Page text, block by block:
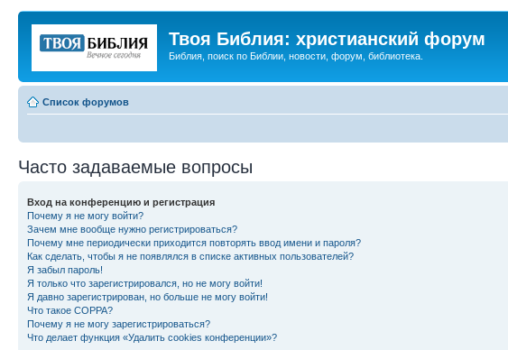
Твоя Библия: христианский форум
Библия, поиск по Библии, новости, форум, библиотека.
Список форумов
Часто задаваемые вопросы
Вход на конференцию и регистрация
Почему я не могу войти?
Зачем мне вообще нужно регистрироваться?
Почему мне периодически приходится повторять ввод имени и пароля?
Как сделать, чтобы я не появлялся в списке активных пользователей?
Я забыл пароль!
Я только что зарегистрировался, но не могу войти!
Я давно зарегистрирован, но больше не могу войти!
Что такое COPPA?
Почему я не могу зарегистрироваться?
Что делает функция «Удалить cookies конференции»?